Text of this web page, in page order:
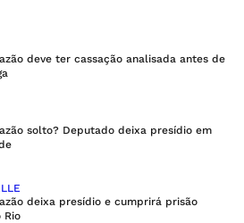
deve ter cassação analisada antes de
solto? Deputado deixa presídio em
deixa presídio e cumprirá prisão
Rio